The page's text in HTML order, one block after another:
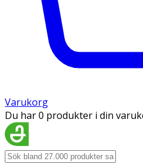
Varukorg
Du har 0 produkter i din